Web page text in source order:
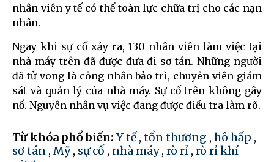
nhân viên y tế có thể toàn lực chữa trị cho các nạn
nhân.
Ngay khi sự cố xảy ra, 130 nhân viên làm việc tại
nhà máy trên đã được đưa đi sơ tán. Những người
đã tử vong là công nhân bảo trì, chuyên viên giám
sát và quản lý của nhà máy. Sự cố trên không gây
nổ. Nguyên nhân vụ việc đang được điều tra làm rõ.
Từ khóa phổ biến: Y tế, tổn thương , hô hấp ,
sơ tán , Mỹ, sự cố , nhà máy, rò rỉ , rò rỉ khí